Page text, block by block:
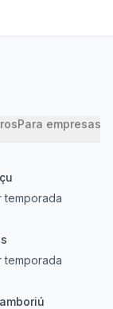
Para empresas
temporada
temporada